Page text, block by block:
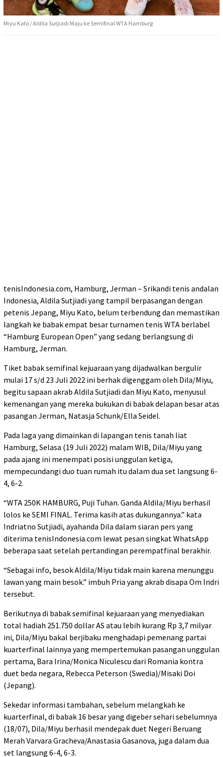
Miyu Kato / Aldila Sutjiadi Maju ke Semifinal WTA Hamburg
tenisIndonesia.com, Hamburg, Jerman – Srikandi tenis andalan
Indonesia, Aldila Sutjiadi yang tampil berpasangan dengan
petenis Jepang, Miyu Kato, belum terbendung dan memastikan
langkah ke babak empat besar turnamen tenis WTA berlabel
“Hamburg European Open” yang sedang berlangsung di
Hamburg, Jerman.
Tiket babak semifinal kejuaraan yang dijadwalkan bergulir
mulai 17 s/d 23 Juli 2022 ini berhak digenggam oleh Dila/Miyu,
begitu sapaan akrab Aldila Sutjiadi dan Miyu Kato, menyusul
kemenangan yang mereka bukukan di babak delapan besar atas
pasangan Jerman, Natasja Schunk/Ella Seidel.
Pada laga yang dimainkan di lapangan tenis tanah liat
Hamburg, Selasa (19 Juli 2022) malam WIB, Dila/Miyu yang
pada ajang ini menempati posisi unggulan ketiga,
mempecundangi duo tuan rumah itu dalam dua set langsung 6-
4, 6-2.
“WTA 250K HAMBURG, Puji Tuhan. Ganda Aldila/Miyu berhasil
lolos ke SEMI FINAL. Terima kasih atas dukungannya.” kata
Indriatno Sutjiadi, ayahanda Dila dalam siaran pers yang
diterima tenisIndonesia.com lewat pesan singkat WhatsApp
beberapa saat setelah pertandingan perempatfinal berakhir.
“Sebagai info, besok Aldila/Miyu tidak main karena menunggu
lawan yang main besok.” imbuh Pria yang akrab disapa Om Indri
tersebut.
Berikutnya di babak semifinal kejuaraan yang menyediakan
total hadiah 251.750 dollar AS atau lebih kurang Rp 3,7 milyar
ini, Dila/Miyu bakal berjibaku menghadapi pemenang partai
kuarterfinal lainnya yang mempertemukan pasangan unggulan
pertama, Bara Irina/Monica Niculescu dari Romania kontra
duet beda negara, Rebecca Peterson (Swedia)/Misaki Doi
(Jepang).
Sekedar informasi tambahan, sebelum melangkah ke
kuarterfinal, di babak 16 besar yang digeber sehari sebelumnya
(18/07), Dila/Miyu berhasil mendepak duet Negeri Beruang
Merah Varvara Gracheva/Anastasia Gasanova, juga dalam dua
set langsung 6-4, 6-3.